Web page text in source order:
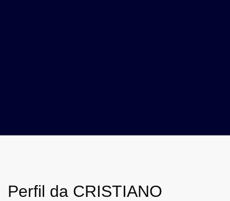
Perfil da CRISTIANO